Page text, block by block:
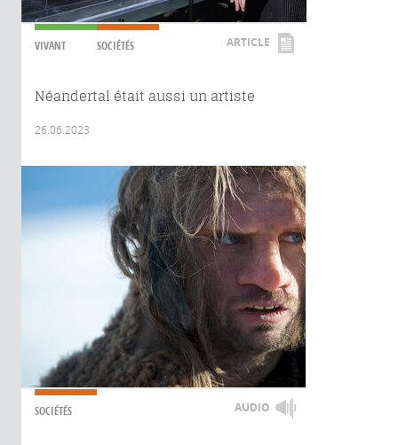
VIVANT SOCIÉTÉS ARTICLE
Néandertal était aussi un artiste
26.06.2023
SOCIÉTÉS AUDIO